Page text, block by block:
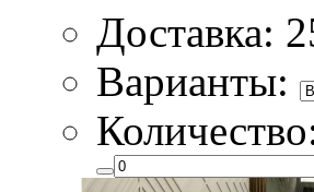
Доставка:
Варианты: